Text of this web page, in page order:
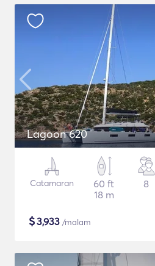
Lagoon 620
Catamaran
60 ft
18 m
8
$3,933 /malam